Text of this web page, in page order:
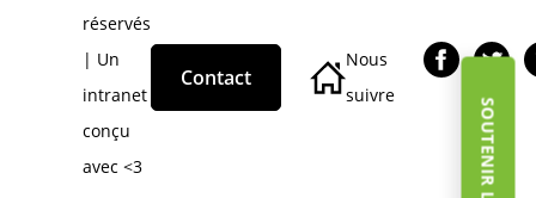
réservés
| Un
intranet
conçu
avec <3
Contact
Nous
suivre